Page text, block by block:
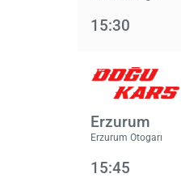
15:30
Erzurum
Erzurum Otogarı
15:45